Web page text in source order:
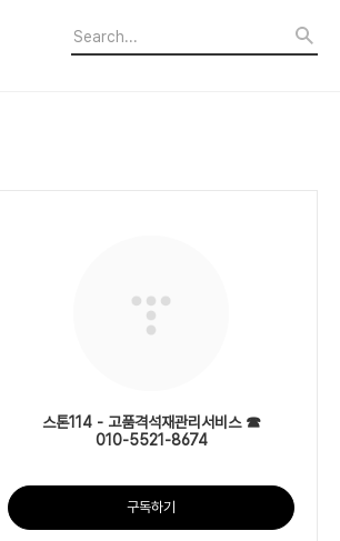
스톤114 - 고품격석재관리서비스 ☎
010-5521-8674
구독하기